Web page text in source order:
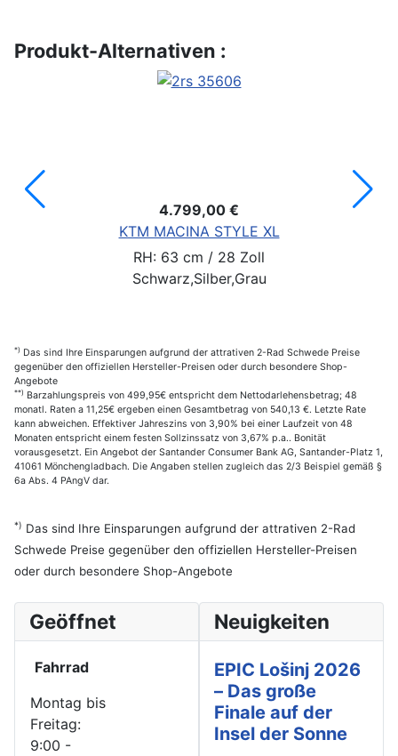
Produkt-Alternativen :
4.799,00 €
KTM MACINA STYLE XL
RH: 63 cm / 28 Zoll
Schwarz,Silber,Grau
*) Das sind Ihre Einsparungen aufgrund der attrativen 2-Rad Schwede Preise
gegenüber den offiziellen Hersteller-Preisen oder durch besondere Shop-
Angebote
**) Barzahlungspreis von 499,95€ entspricht dem Nettodarlehensbetrag; 48
monatl. Raten a 11,25€ ergeben einen Gesamtbetrag von 540,13 €. Letzte Rate
kann abweichen. Effektiver Jahreszins von 3,90% bei einer Laufzeit von 48
Monaten entspricht einem festen Sollzinssatz von 3,67% p.a.. Bonität
vorausgesetzt. Ein Angebot der Santander Consumer Bank AG, Santander-Platz 1,
41061 Mönchengladbach. Die Angaben stellen zugleich das 2/3 Beispiel gemäß §
6a Abs. 4 PAngV dar.
*) Das sind Ihre Einsparungen aufgrund der attrativen 2-Rad
Schwede Preise gegenüber den offiziellen Hersteller-Preisen
oder durch besondere Shop-Angebote
Geöffnet
Fahrrad
Montag bis
Freitag:
9:00 -
Neuigkeiten
EPIC Lošinj 2026
– Das große
Finale auf der
Insel der Sonne